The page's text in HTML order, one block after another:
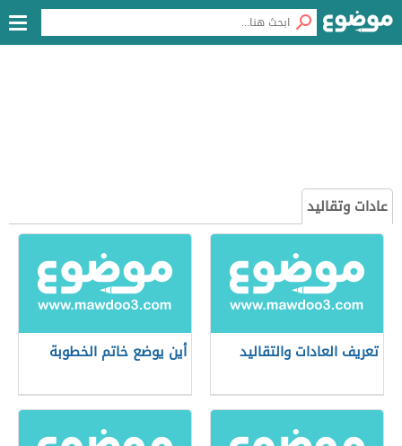
عادات وتقاليد
تعريف العادات والتقاليد أين يوضع خاتم الخطوبة